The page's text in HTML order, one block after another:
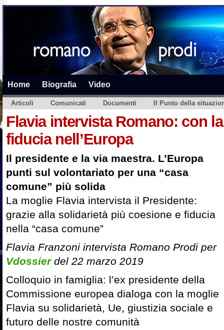
Home Biografia Video
Articoli Comunicati Documenti Il Punto della
Flavia intervista Romano: con
fiducia nell’Europa
Il presidente e la via maestra. L’Europa
punti sul volontariato per una “casa
comune” più solida
La moglie Flavia intervista il Presidente:
grazie alla solidarietà più coesione e fiducia
nella “casa comune”
Flavia Franzoni intervista Romano Prodi per
Vdossierdel 22 marzo 2019
Colloquio in famiglia: l’ex presidente della
Commissione europea dialoga con la moglie
Flavia su solidarietà, Ue, giustizia sociale e
futuro delle nostre comunità